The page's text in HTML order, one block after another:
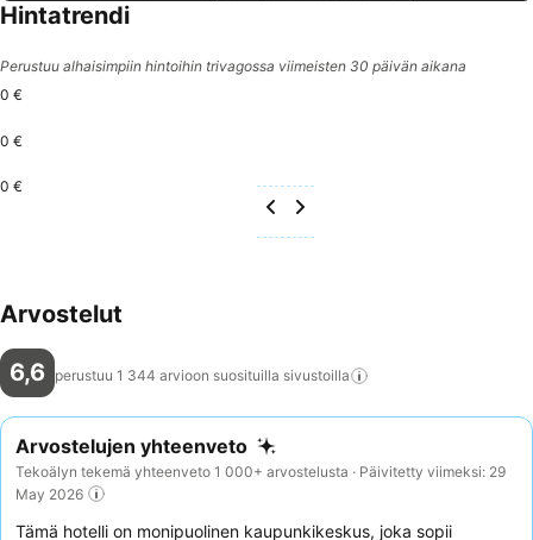
Hintatrendi
Perustuu alhaisimpiin hintoihin trivagossa viimeisten 30 päivän aikana
0 €
0 €
0 €
Arvostelut
6,6 perustuu 1 344 arvioon suosituilla sivustoilla
Arvostelujen yhteenveto
Tekoälyn tekemä yhteenveto 1 000+ arvostelusta · Päivitetty viimeksi: 29
May 2026
Tämä hotelli on monipuolinen kaupunkikeskus, joka sopii